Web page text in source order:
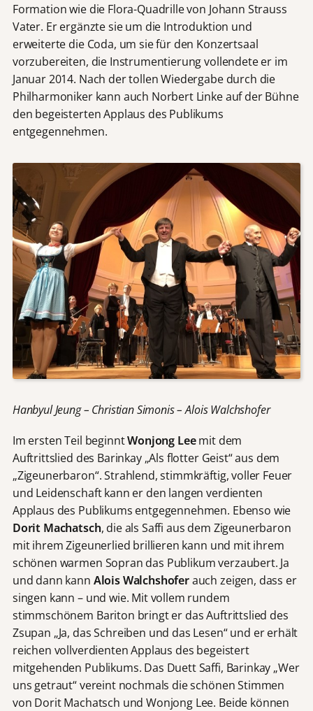
Formation wie die Flora-Quadrille von Johann Strauss
Vater. Er ergänzte sie um die Introduktion und
erweiterte die Coda, um sie für den Konzertsaal
vorzubereiten, die Instrumentierung vollendete er im
Januar 2014. Nach der tollen Wiedergabe durch die
Philharmoniker kann auch Norbert Linke auf der Bühne
den begeisterten Applaus des Publikums
entgegennehmen.
Hanbyul Jeung – Christian Simonis – Alois Walchshofer
Im ersten Teil beginntWonjong Leemit dem
Auftrittslied des Barinkay „Als flotter Geist“ aus dem
„Zigeunerbaron“. Strahlend, stimmkräftig, voller Feuer
und Leidenschaft kann er den langen verdienten
Applaus des Publikums entgegennehmen. Ebenso wie
Dorit Machatsch, die als Saffi aus dem Zigeunerbaron
mit ihrem Zigeunerlied brillieren kann und mit ihrem
schönen warmen Sopran das Publikum verzaubert. Ja
und dann kann Alois Walchshoferauch zeigen, dass er
singen kann – und wie. Mit vollem rundem
stimmschönem Bariton bringt er das Auftrittslied des
Zsupan „Ja, das Schreiben und das Lesen“ und er erhält
reichen vollverdienten Applaus des begeistert
mitgehenden Publikums. Das Duett Saffi, Barinkay „Wer
uns getraut“ vereint nochmals die schönen Stimmen
von Dorit Machatsch und Wonjong Lee. Beide können